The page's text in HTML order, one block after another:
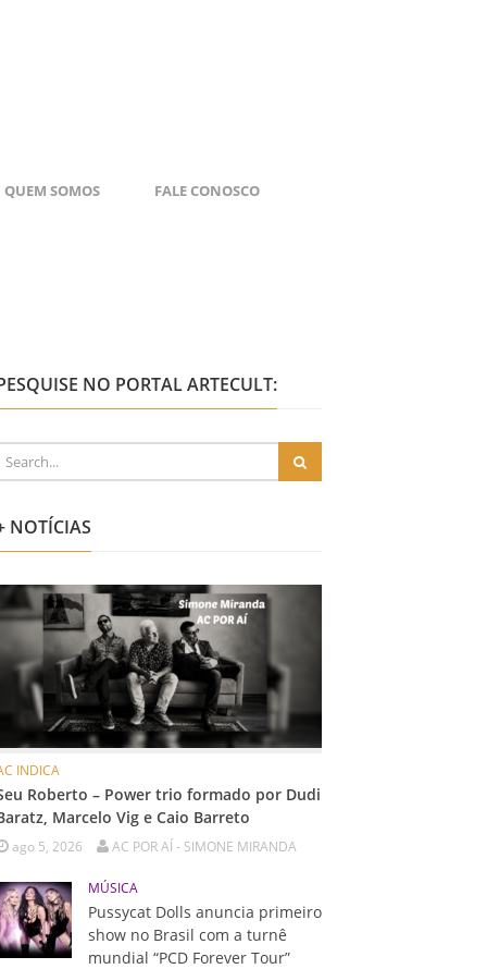
QUEM SOMOS FALE CONOSCO
NO PORTAL ARTECULT:
NOTÍCIAS
INDICA
Roberto – Power trio formado por Dudi
Marcelo Vig e Caio Barreto
ago 5, 2026 AC POR AÍ - SIMONE MIRANDA
MÚSICA
Pussycat Dolls anuncia primeiro
show no Brasil com a turnê
mundial “PCD Forever Tour”